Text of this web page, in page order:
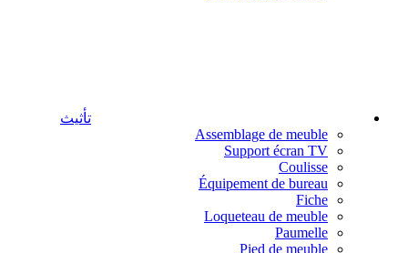
تأثيث
Assemblage de meuble
Support écran TV
Coulisse
Équipement de bureau
Fiche
Loqueteau de meuble
Paumelle
Pied de meuble